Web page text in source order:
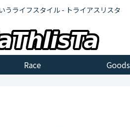
うライフスタイル - トライアスリスタ
Race Goods